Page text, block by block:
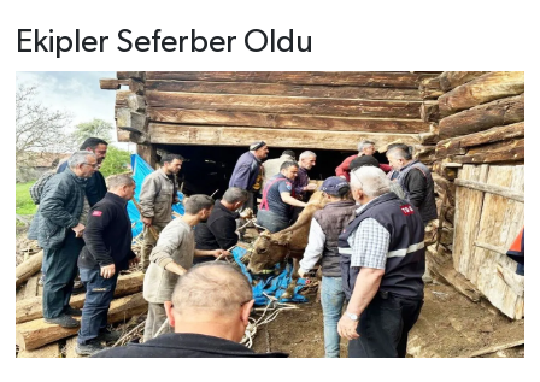
Ekipler Seferber Oldu